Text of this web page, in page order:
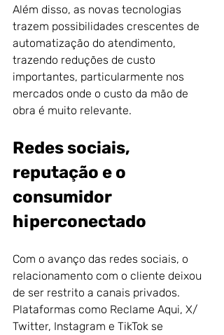
Além disso, as novas tecnologias
trazem possibilidades crescentes de
automatização do atendimento,
trazendo reduções de custo
importantes, particularmente nos
mercados onde o custo da mão de
obra é muito relevante.
Redes sociais,
reputação e o
consumidor
hiperconectado
Com o avanço das redes sociais, o
relacionamento com o cliente deixou
de ser restrito a canais privados.
Plataformas como Reclame Aqui, X/
Twitter, Instagram e TikTok se